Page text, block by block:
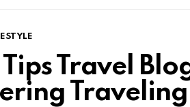
Tips Travel